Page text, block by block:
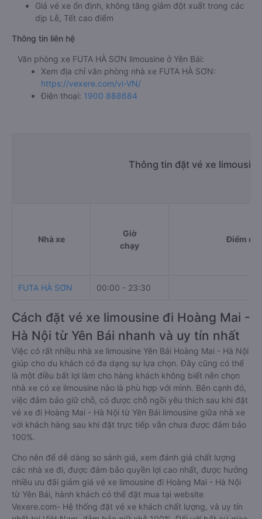
Giá vé xe ổn định, không tăng giảm đột xuất trong các
dịp Lễ, Tết cao điểm
Thông tin liên hệ
Văn phòng xe FUTA HÀ SƠN limousine ở Yên Bái:
Xem địa chỉ văn phòng nhà xe FUTA HÀ SƠN:
https://vexere.com/vi-VN/
Điện thoại: 1900 888684
Thông tin đặt vé xe
Nhà xe
Giờ
chạy
Điểm đi
FUTA HÀ SƠN 00:00 - 23:30
Cách đặt vé xe limousine đi Hoàng Mai -
Hà Nội từ Yên Bái nhanh và uy tín nhất
Việc có rất nhiều nhà xe limousine Yên Bái Hoàng Mai - Hà Nội
giúp cho du khách có đa dạng sự lựa chọn. Đây cũng có thể
là một điều bất lợi làm cho hàng khách không biết nên chọn
nhà xe có xe limousine nào là phù hợp với mình. Bên cạnh đó,
việc đảm bảo giữ chỗ, có được chỗ ngồi yêu thích sau khi đặt
vé xe đi Hoàng Mai - Hà Nội từ Yên Bái limousine giữa nhà xe
với khách hàng sau khi đặt trực tiếp vẫn chưa được đảm bảo
100%.
Cho nên để dễ dàng so sánh giá, xem đánh giá chất lượng
các nhà xe đi, được đảm bảo quyền lợi cao nhất, được hưởng
nhiều ưu đãi giảm giá vé xe limousine đi Hoàng Mai - Hà Nội
từ Yên Bái, hành khách có thể đặt mua tại website
Vexere.com- Hệ thống đặt vé xe khách chất lượng, và uy tín